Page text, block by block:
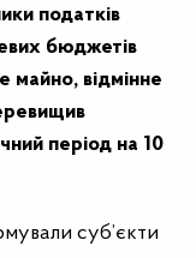
податків
бюджетів
майно, відмінне
період на 10
суб’єкти